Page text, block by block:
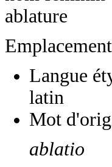
ablature
Langue
latin
Mot
ablatio